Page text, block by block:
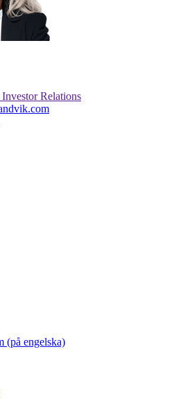
Relations
(på engelska)